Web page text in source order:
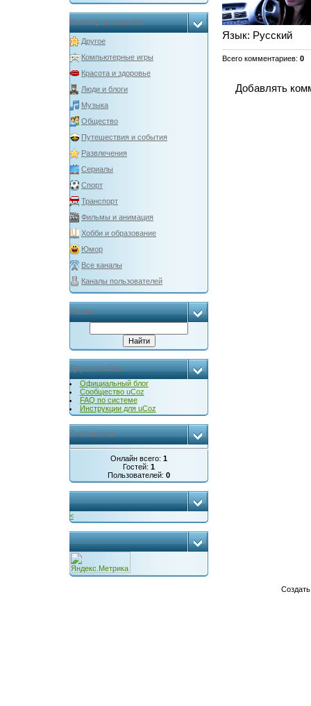
Категории каналов
Другое
Компьютерные игры
Красота и здоровье
Люди и блоги
Музыка
Общество
Путешествия и события
Развлечения
Сериалы
Спорт
Транспорт
Фильмы и анимация
Хобби и образование
Юмор
Все каналы
Каналы пользователей
Поиск
Друзья сайта
Официальный блог
Сообщество uCoz
FAQ по системе
Инструкции для uCoz
Статистика
Онлайн всего: 1
Гостей: 1
Пользователей: 0
...
<
...
Язык: Русский
Всего комментариев: 0
Добавлять